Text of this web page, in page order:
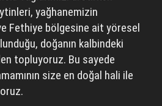
yağhanemizin
Fethiye bölgesine ait yöresel
doğanın kalbindeki
topluyoruz. Bu sayede
size en doğal hali ile